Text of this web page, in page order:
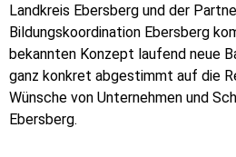
Landkreis Ebersberg und der
Bildungskoordination Ebersberg
bekannten Konzept laufend neue
ganz konkret abgestimmt auf die
Wünsche von Unternehmen und
Ebersberg.